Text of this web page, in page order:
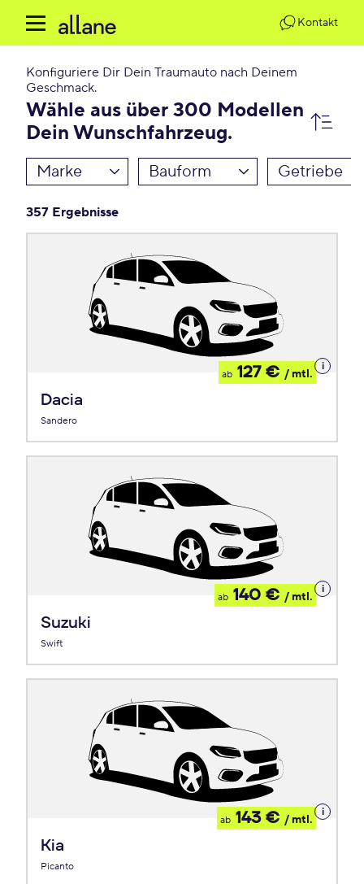
Kontakt
Konfiguriere Dir Dein Traumauto nach Deinem
Geschmack.
Wähle aus über 300 Modellen
Dein Wunschfahrzeug.
Marke Bauform Getriebe
357 Ergebnisse
Dacia
Sandero
ab 127 € / mtl.
Details
zum
Suzuki
Swift
ab 140 € / mtl.
Details
zum
Kia
Picanto
ab 143 € / mtl.
Details
zum